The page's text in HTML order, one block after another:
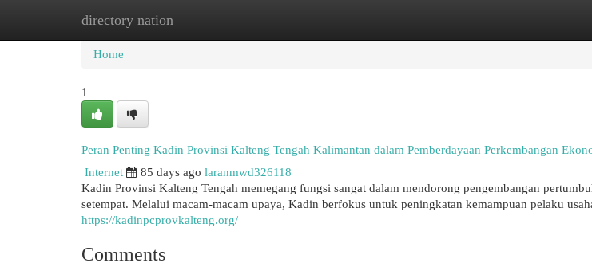
directory nation
Home New Site Listings
Home
1
Peran Penting Kadin Provinsi Kalteng Tengah Kalimantan dalam Pemberdayaan Perkembangan
Internet
85 days ago laranmwd326118
Kadin Provinsi Kalteng Tengah memegang fungsi sangat dalam mendorong pengembangan
setempat. Melalui macam-macam upaya, Kadin berfokus untuk peningkatan kemampuan pelaku
https://kadinpcprovkalteng.org/
Comments